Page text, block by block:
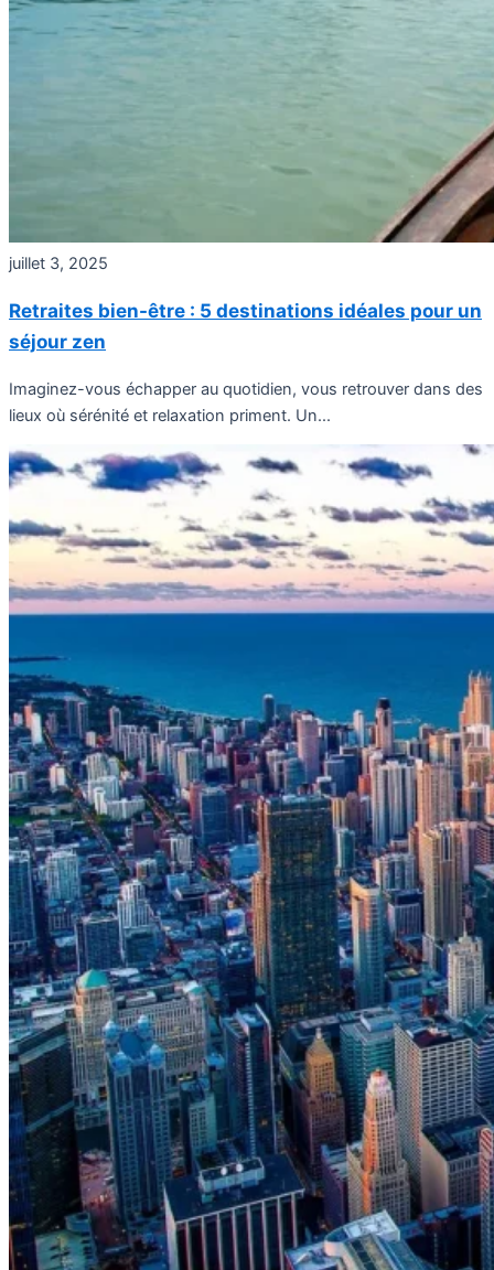
juillet 3, 2025
Retraites bien-être : 5 destinations idéales pour un
séjour zen
Imaginez-vous échapper au quotidien, vous retrouver dans des
lieux où sérénité et relaxation priment. Un...